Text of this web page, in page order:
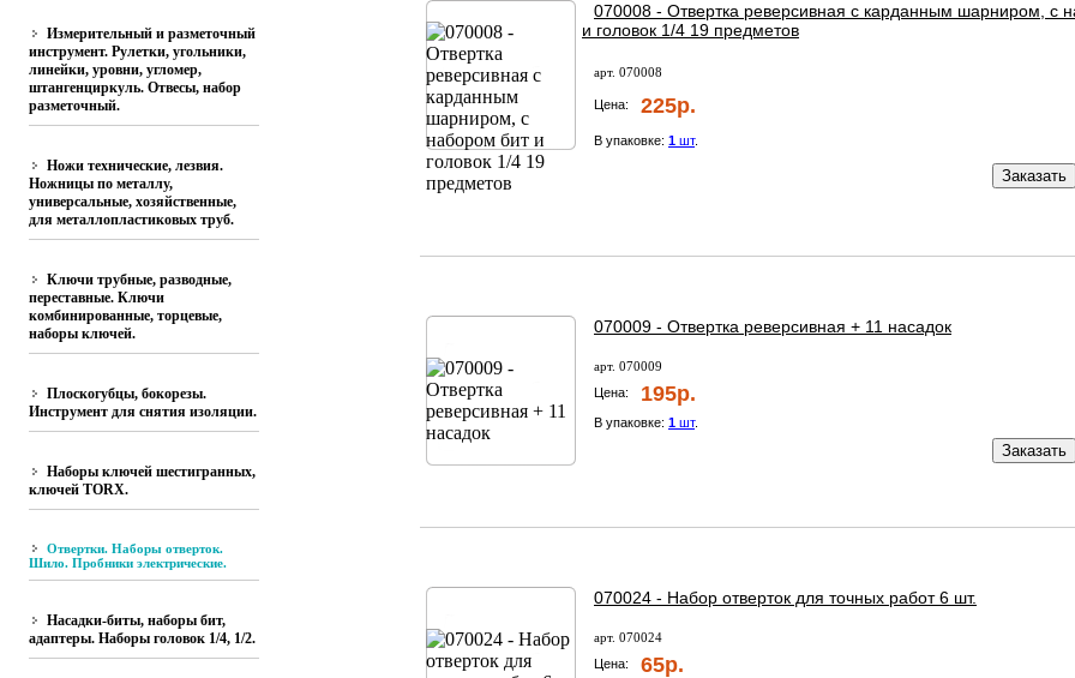
Измерительный и разметочный
инструмент. Рулетки, угольники,
линейки, уровни, угломер,
штангенциркуль. Отвесы, набор
разметочный.
Ножи технические, лезвия.
Ножницы по металлу,
универсальные, хозяйственные,
для металлопластиковых труб.
Ключи трубные, разводные,
переставные. Ключи
комбинированные, торцевые,
наборы ключей.
Плоскогубцы, бокорезы.
Инструмент для снятия изоляции.
Наборы ключей шестигранных,
ключей TORX.
Отвертки. Наборы отверток.
Шило. Пробники электрические.
Насадки-биты, наборы бит,
адаптеры. Наборы головок 1/4, 1/2.
070008 - Отвертка реверсивная с карданным шарниром, с
и головок 1/4 19 предметов
арт. 070008
Цена: 225р.
В упаковке: 1 шт.
Заказать
070009 - Отвертка реверсивная + 11 насадок
арт. 070009
Цена:
195р.
В упаковке: 1 шт.
Заказать
070024 - Набор отверток для точных работ 6 шт.
арт. 070024
Цена:
65р.